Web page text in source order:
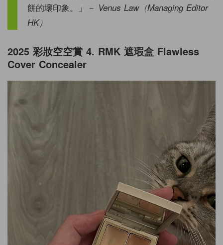
餅的壞印象。」
－ Venus Law（Managing Editor
HK）
2025 彩妝空空賞 4. RMK 遮瑕盒 Flawless
Cover Concealer